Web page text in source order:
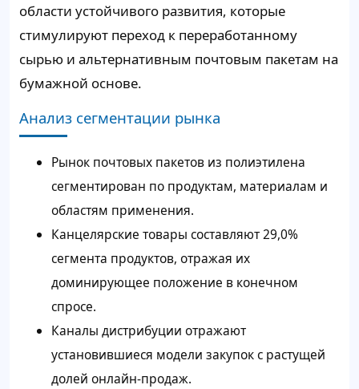
области устойчивого развития, которые
стимулируют переход к переработанному
сырью и альтернативным почтовым пакетам на
бумажной основе.
Анализ сегментации рынка
Рынок почтовых пакетов из полиэтилена
сегментирован по продуктам, материалам и
областям применения.
Канцелярские товары составляют 29,0%
сегмента продуктов, отражая их
доминирующее положение в конечном
спросе.
Каналы дистрибуции отражают
установившиеся модели закупок с растущей
долей онлайн-продаж.